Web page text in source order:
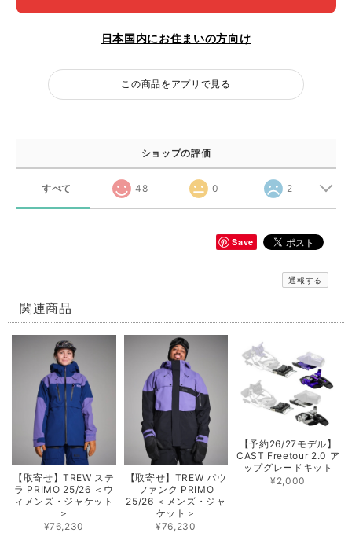
日本国内にお住まいの方向け
この商品をアプリで見る
ショップの評価
すべて 48 0 2
Save
通報する
関連商品
【取寄せ】TREW ステ
ラ PRIMO 25/26 ＜ウ
ィメンズ・ジャケット
＞
¥76,230
【取寄せ】TREW パウ
ファンク PRIMO
25/26 ＜メンズ・ジャ
ケット＞
¥76,230
【予約26/27モデル】
CAST Freetour 2.0 ア
ップグレードキット
¥2,000